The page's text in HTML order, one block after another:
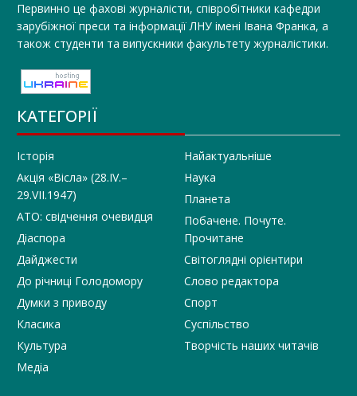
Первинно це фахові журналісти, співробітники кафедри
зарубіжної преси та інформації ЛНУ імені Івана Франка, а
також студенти та випускники факультету журналістики.
КАТЕГОРІЇ
Історія
Акція «Вісла» (28.IV.–
29.VII.1947)
АТО: свідчення очевидця
Діаспора
Дайджести
До річниці Голодомору
Думки з приводу
Класика
Культура
Медіа
Найактуальніше
Наука
Планета
Побачене. Почуте.
Прочитане
Світоглядні орієнтири
Слово редактора
Спорт
Суспільство
Творчість наших читачів